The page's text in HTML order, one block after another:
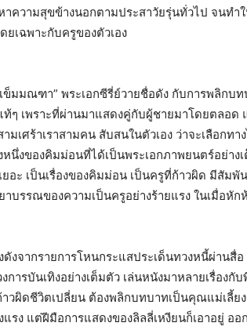
าความสุขข้างนอกตามประสาวัยรุ่นทั่วไป จนท
เฉพาะกับครูของตัวเอง
ข็มมณฑา” พระเอกซีรี่ย์วายชื่อดัง กับการพลิกบ
ๆ เพราะที่ผ่านมาแสดงคู่กับผู้ชายมาโดยตลอด
ามเศร้าเราสามคน สับสนในตัวเอง ว่าจะเลือก
นึ่งของคิมม่อนที่ได้เป็นพระเอกภาพยนตร์อย่าง
ยอะ เป็นเรื่องของคิมม่อน เป็นครูที่ก้าวผิด มีสัม
าบรรณของความเป็นครูอย่างร้ายแรง ในเมื่อหั
ดังจากรายการโหนกระแสประเด็นทวงหนี้ผ่านสื่
งการบันเทิงอย่างเต็มตัว เล่นหนังมาหลายเรื่อ
าวผิดชีวิตเปลี่ยน ต้องพลิกบทบาทเป็นคุณแม่เลี้ย
แรง แต่ฝีมือการแสดงของลิลลี่เหงียนก็เอาอยู่